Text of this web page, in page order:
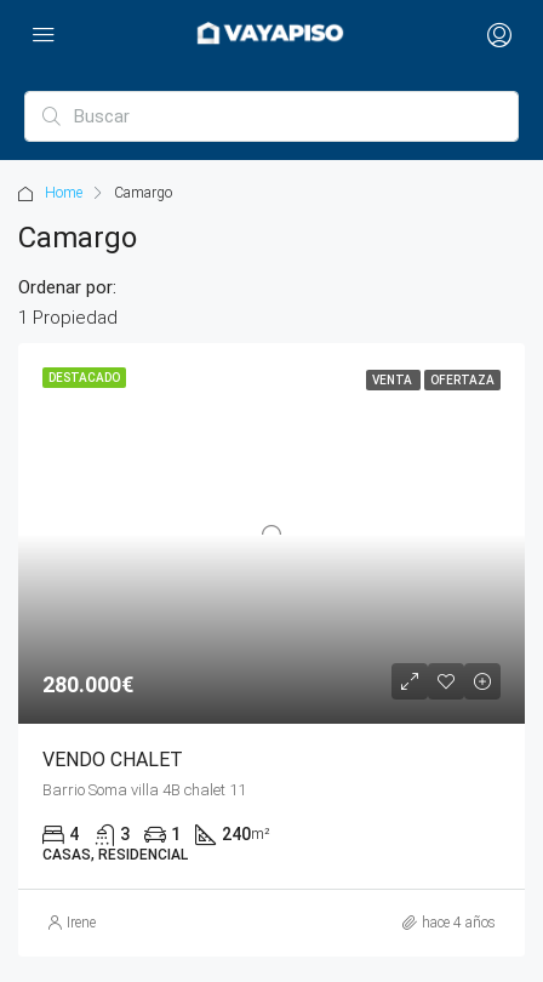
Home Camargo
Camargo
1 Propiedad
Ordenar por:
DESTACADO VENTA OFERTAZA
280.000€
VENDO CHALET
Barrio Soma villa 4B chalet 11
4 3 1 240m²
CASAS, RESIDENCIAL
Irene hace 4 años